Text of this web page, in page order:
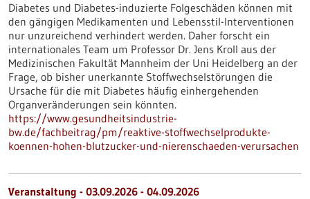
Diabetes und Diabetes-induzierte Folgeschäden können mit
den gängigen Medikamenten und Lebensstil-Interventionen
nur unzureichend verhindert werden. Daher forscht ein
internationales Team um Professor Dr. Jens Kroll aus der
Medizinischen Fakultät Mannheim der Uni Heidelberg an der
Frage, ob bisher unerkannte Stoffwechselstörungen die
Ursache für die mit Diabetes häufig einhergehenden
Organveränderungen sein könnten.
https://www.gesundheitsindustrie-
bw.de/fachbeitrag/pm/reaktive-stoffwechselprodukte-
koennen-hohen-blutzucker-und-nierenschaeden-verursachen
Veranstaltung - 03.09.2026 - 04.09.2026